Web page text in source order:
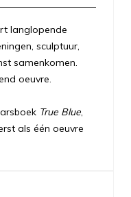
langlopende
sculptuur,
samenkomen.
oeuvre.
True Blue,
als één oeuvre